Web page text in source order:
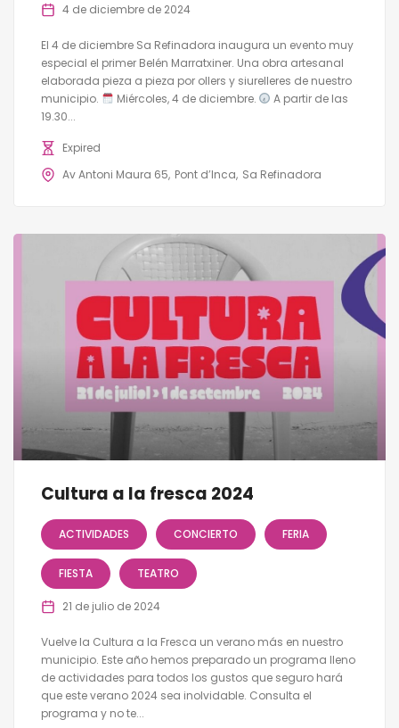
4 de diciembre de 2024
El 4 de diciembre Sa Refinadora inaugura un evento muy
especial el primer Belén Marratxiner. Una obra artesanal
elaborada pieza a pieza por ollers y siurelleres de nuestro
municipio.
Miércoles, 4 de diciembre.
A partir de las
19.30...
Expired
Av Antoni Maura 65 Pont d’Inca Sa Refinadora
Cultura a la fresca 2024
ACTIVIDADES CONCIERTO FERIA
FIESTA TEATRO
21 de julio de 2024
Vuelve la Cultura a la Fresca un verano más en nuestro
municipio. Este año hemos preparado un programa lleno
de actividades para todos los gustos que seguro hará
que este verano 2024 sea inolvidable. Consulta el
programa y no te...